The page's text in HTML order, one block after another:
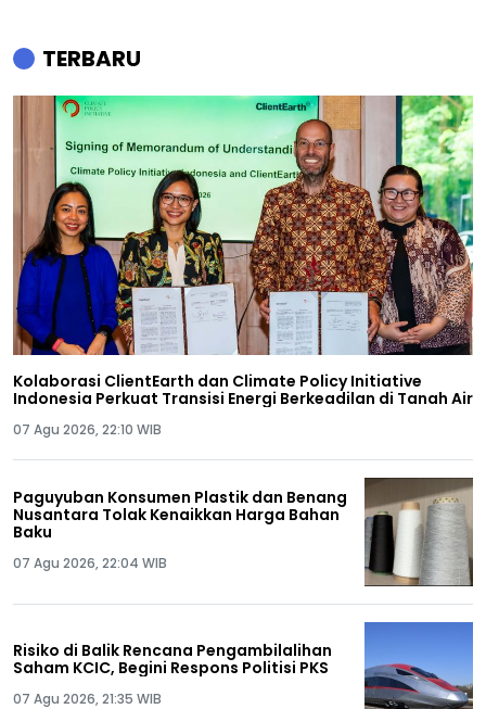
TERBARU
Kolaborasi ClientEarth dan Climate Policy Initiative
Indonesia Perkuat Transisi Energi Berkeadilan di Tanah Air
07 Agu 2026, 22:10 WIB
Paguyuban Konsumen Plastik dan Benang
Nusantara Tolak Kenaikkan Harga Bahan
Baku
07 Agu 2026, 22:04 WIB
Risiko di Balik Rencana Pengambilalihan
Saham KCIC, Begini Respons Politisi PKS
07 Agu 2026, 21:35 WIB